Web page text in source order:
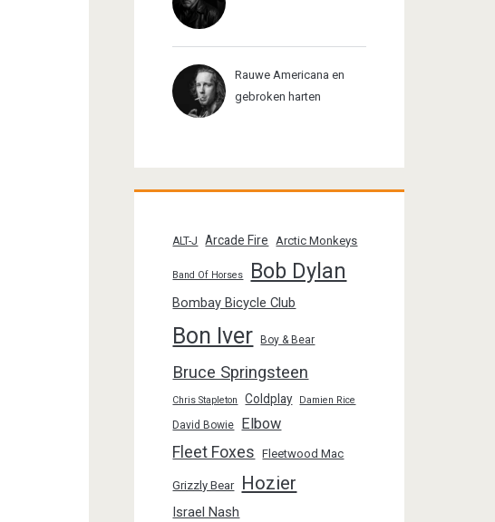
Rauwe Americana en
gebroken harten
ALT-J Arcade Fire Arctic Monkeys
Band Of Horses Bob Dylan
Bombay Bicycle Club
Bon Iver Boy & Bear
Bruce Springsteen
Chris Stapleton Coldplay Damien Rice
David Bowie Elbow
Fleet Foxes Fleetwood Mac
Grizzly Bear Hozier
Israel Nash